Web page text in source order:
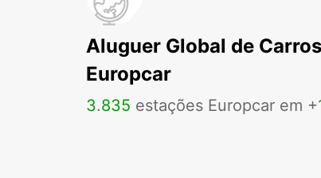
Aluguer Global de
Europcar
3.835 estações Europcar em +